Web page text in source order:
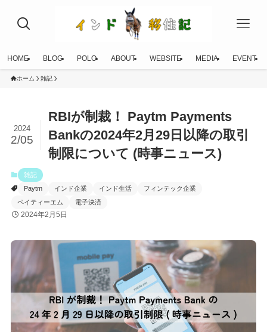
HOME BLOG POLO ABOUT WEBSITE MEDIA EVENT
ホーム 雑記
RBIが制裁！ Paytm Payments
Bankの2024年2月29日以降の取引
制限について (時事ニュース)
2024
2/05
雑記
Paytm
インド企業 インド生活
フィンテック企業
ペイティーエム
電子決済
2024年2月5日